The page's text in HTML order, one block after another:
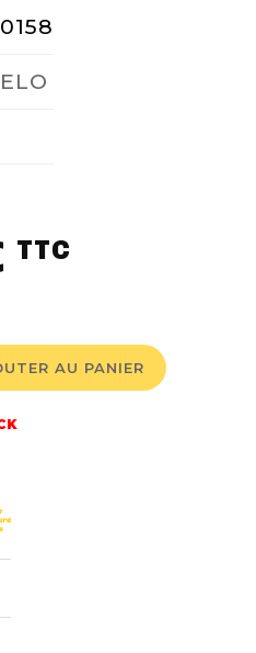
TTC
AU PANIER